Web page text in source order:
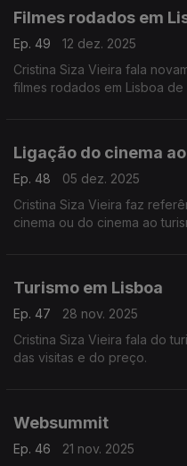
Filmes rodados em
Ep. 49
12 dez. 2025
Cristina Siza Vieira fala
filmes rodados em Lisboa
Ligação do cinema
Ep. 48
05 dez. 2025
Cristina Siza Vieira faz
cinema ou do cinema ao
Turismo em Lisboa
Ep. 47
28 nov. 2025
Cristina Siza Vieira fala do
das visitas e do preço.
Websummit
Ep. 46
21 nov. 2025